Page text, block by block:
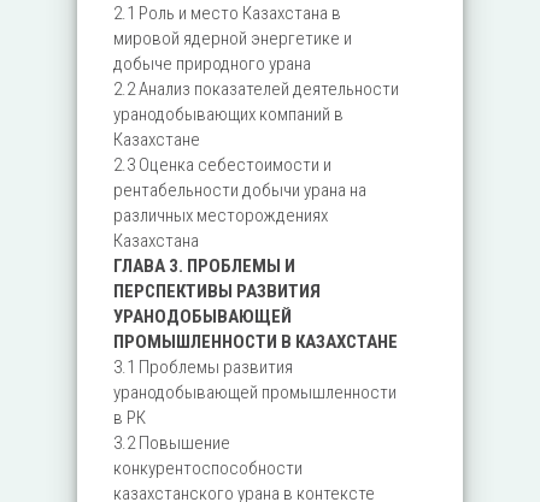
2.1 Роль и место Казахстана в
мировой ядерной энергетике и
добыче природного урана
2.2 Анализ показателей деятельности
уранодобывающих компаний в
Казахстане
2.3 Оценка себестоимости и
рентабельности добычи урана на
различных месторождениях
Казахстана
ГЛАВА 3. ПРОБЛЕМЫ И
ПЕРСПЕКТИВЫ РАЗВИТИЯ
УРАНОДОБЫВАЮЩЕЙ
ПРОМЫШЛЕННОСТИ В КАЗАХСТАНЕ
3.1 Проблемы развития
уранодобывающей промышленности
в РК
3.2 Повышение
конкурентоспособности
казахстанского урана в контексте